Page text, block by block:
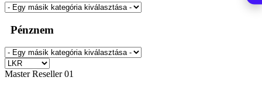
Pénznem
Master Reseller 01